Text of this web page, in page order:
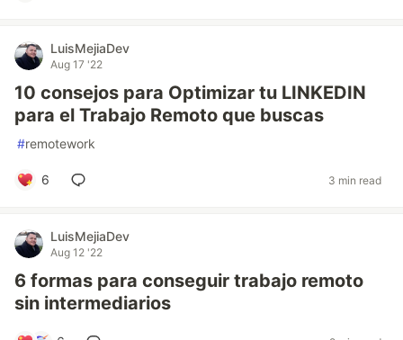
LuisMejiaDev
Aug 17 '22
10 consejos para Optimizar tu LINKEDIN
para el Trabajo Remoto que buscas
#remotework
6 3 min read
LuisMejiaDev
Aug 12 '22
6 formas para conseguir trabajo remoto
sin intermediarios